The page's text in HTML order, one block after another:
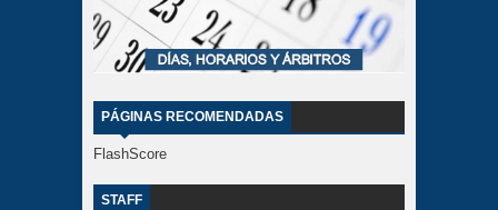
PÁGINAS RECOMENDADAS
FlashScore
STAFF